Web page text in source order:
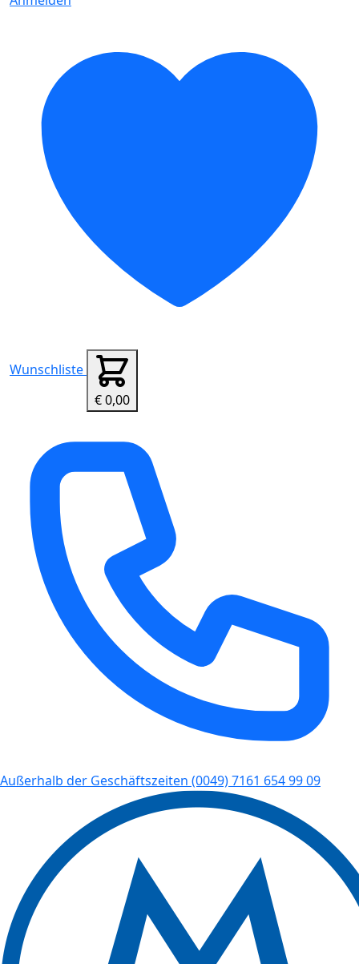
Wunschliste
€ 0,00
Außerhalb der Geschäftszeiten (0049) 7161 654 99 09